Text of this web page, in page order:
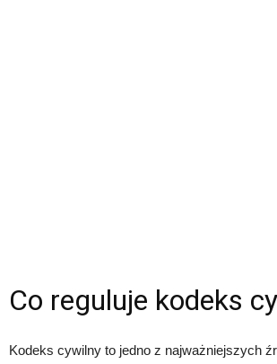
Co reguluje kodeks
Kodeks cywilny to jedno z najważniejszych